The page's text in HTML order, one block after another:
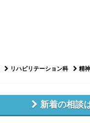
リハビリテーション科 精
新着の相談